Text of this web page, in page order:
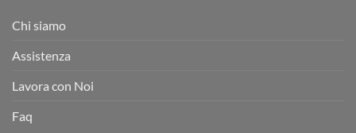
Chi siamo
Assistenza
Lavora con Noi
Faq